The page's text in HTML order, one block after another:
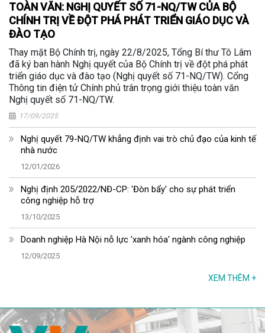
TOÀN VĂN: NGHỊ QUYẾT SỐ 71-NQ/TW CỦA BỘ
CHÍNH TRỊ VỀ ĐỘT PHÁ PHÁT TRIỂN GIÁO DỤC VÀ
ĐÀO TẠO
Thay mặt Bộ Chính trị, ngày 22/8/2025, Tổng Bí thư Tô Lâm
đã ký ban hành Nghị quyết của Bộ Chính trị về đột phá phát
triển giáo dục và đào tạo (Nghị quyết số 71-NQ/TW). Cổng
Thông tin điện tử Chính phủ trân trọng giới thiệu toàn văn
Nghị quyết số 71-NQ/TW.
17/09/2025
Nghị quyết 79-NQ/TW khẳng định vai trò chủ đạo của kinh tế
nhà nước
12/01/2026
Nghị định 205/2022/NĐ-CP: 'Đòn bẩy' cho sự phát triển
công nghiệp hỗ trợ
13/10/2025
Doanh nghiệp Hà Nội nỗ lực 'xanh hóa' ngành công nghiệp
12/09/2025
XEM THÊM +